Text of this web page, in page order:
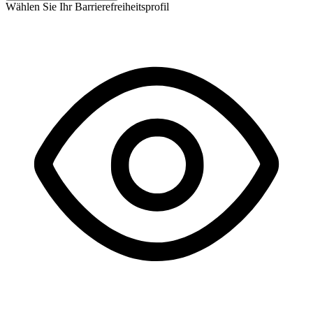
Wählen Sie Ihr Barrierefreiheitsprofil